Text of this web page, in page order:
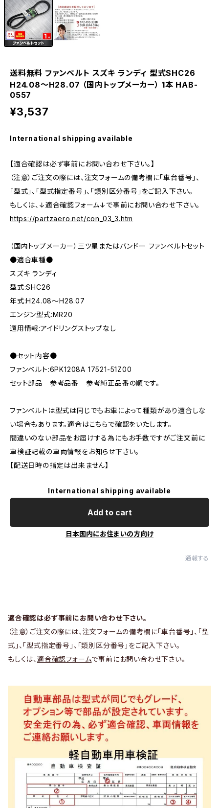
送料無料 ファンベルト スズキ ランディ 型式SHC26
H24.08～H28.07 （国内トップメーカー） 1本 HAB-
0557
¥3,537
International shipping available
【適合確認は必ず事前にお問い合わせ下さい。】
（注意）ご注文の際には、注文フォームの備考欄に「車台番号」、
「型式」、「型式指定番号」、「類別区分番号」をご記入下さい。
もしくは、↓適合確認フォーム↓で事前にお問い合わせ下さい。
https://partzaero.net/con_03_3.htm
（国内トップメーカー）三ツ星またはバンドー ファンベルトセット
●適合車種●
スズキ ランディ
型式:SHC26
年式:H24.08～H28.07
エンジン型式:MR20
適用情報:アイドリングストップなし
●セット内容●
ファンベルト:6PK1208A 17521-51Z00
セット部品 参考品番 参考純正品番の順です。
ファンベルトは型式は同じでもお車によって種類があり適合しな
い場合もあります。適合はこちらで確認をいたします。
間違いのない部品をお届けする為にもお手数ですがご注文前に
車検証記載の車両情報をお知らせ下さい。
【配送日時の指定は出来ません】
International shipping available
Add to cart
日本国内にお住まいの方向け
通報する
適合確認は必ず事前にお問い合わせ下さい。
（注意）ご注文の際には、注文フォームの備考欄に「車台番号」、「型
式」、「型式指定番号」、「類別区分番号」をご記入下さい。
もしくは、 適合確認フォームで事前にお問い合わせ下さい。